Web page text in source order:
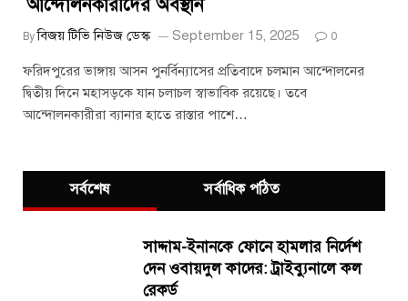
আন্দোলনকারীদের অবস্থান
By বিজয় টিভি নিউজ ডেস্ক September 15, 2025 0
ফরিদপুরের ভাঙ্গায় আসন পুনর্বিন্যাসের প্রতিবাদে চলমান আন্দোলনের
দ্বিতীয় দিনে মহাসড়কে যান চলাচল স্বাভাবিক রয়েছে। তবে
আন্দোলনকারীরা ব্যানার হাতে রাস্তার পাশে…
সর্বশেষ সর্বাধিক পঠিত
সাদ্দাম-ইনানকে ফোনে হামলার নির্দেশ
দেন ওবায়দুল কাদের: ট্রাইব্যুনালে কল
রেকর্ড